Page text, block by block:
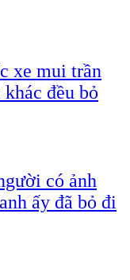
xe mui trần
đều bỏ
có ảnh
ấy đã bỏ đi